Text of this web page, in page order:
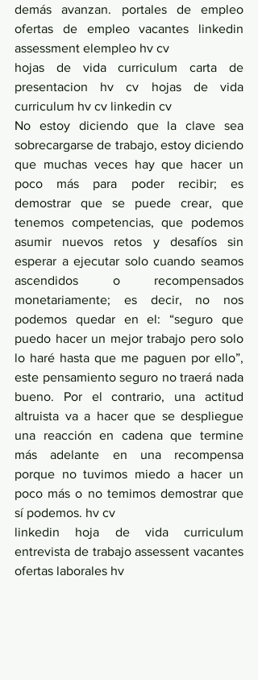
demás avanzan. portales de empleo
ofertas de empleo vacantes linkedin
assessment elempleo hv cv
hojas de vida curriculum carta de
presentacion hv cv hojas de vida
curriculum hv cv linkedin cv
No estoy diciendo que la clave sea
sobrecargarse de trabajo, estoy diciendo
que muchas veces hay que hacer un
poco más para poder recibir; es
demostrar que se puede crear, que
tenemos competencias, que podemos
asumir nuevos retos y desafíos sin
esperar a ejecutar solo cuando seamos
ascendidos o recompensados
monetariamente; es decir, no nos
podemos quedar en el: “seguro que
puedo hacer un mejor trabajo pero solo
lo haré hasta que me paguen por ello”,
este pensamiento seguro no traerá nada
bueno. Por el contrario, una actitud
altruista va a hacer que se despliegue
una reacción en cadena que termine
más adelante en una recompensa
porque no tuvimos miedo a hacer un
poco más o no temimos demostrar que
sí podemos. hv cv
linkedin hoja de vida curriculum
entrevista de trabajo assessent vacantes
ofertas laborales hv